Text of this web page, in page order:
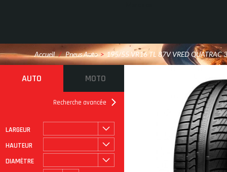
Accueil / Pneus Auto > 195/55 VR16 TL 87V VRED QUATRAC
AUTO MOTO
Recherche avancée
LARGEUR
HAUTEUR
DIAMÈTRE
ROULAGE À PLAT